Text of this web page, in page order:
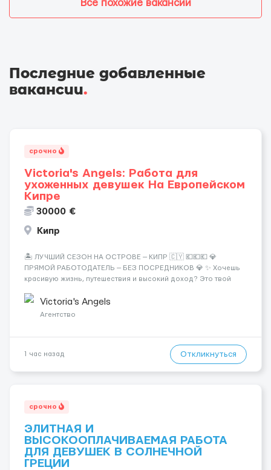
Все похожие вакансии
Последние добавленные
вакансии.
срочно
Victoria's Angels: Работа для
ухоженных девушек На Европейском
Кипре
30000 €
Кипр
🏝️ ЛУЧШИЙ СЕЗОН НА ОСТРОВЕ — КИПР 🇨🇾 💶💶💶 💎
ПРЯМОЙ РАБОТОДАТЕЛЬ — БЕЗ ПОСРЕДНИКОВ 💎 ✨ Хочешь
красивую жизнь, путешествия и высокий доход? Это твой
Опытная команда с годами практики — Стабильный поток
клиентов (без ...
Victoria's Angels
Агентство
1 час назад Откликнуться
срочно
ЭЛИТНАЯ И
ВЫСОКООПЛАЧИВАЕМАЯ РАБОТА
ДЛЯ ДЕВУШЕК В СОЛНЕЧНОЙ
ГРЕЦИИ